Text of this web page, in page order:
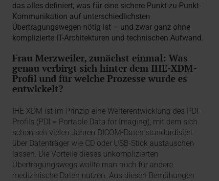
das alles definiert, was für eine sichere Punkt-zu-Punkt-
Kommunikation auf unterschiedlichsten
Übertragungswegen nötig ist – und zwar ganz ohne
komplizierte IT-Architekturen und technischen Aufwand.
Frau Merzweiler, zunächst einmal: Was
genau verbirgt sich hinter dem IHE-XDM-
Profil und für welche Prozesse wurde es
entwickelt?
IHE XDM ist im Prinzip eine Weiterentwicklung des PDI-
Profils (PDI = Portable Data for Imaging), mit dem sich
schon seit vielen Jahren DICOM-Daten standardisiert
über Datenträger wie CD oder USB-Stick austauschen
lassen. Die Vorteile dieses unkomplizierten
Übertragungswegs wollte man auch für andere
medizinische Daten nutzen. Aus diesen Bemühungen